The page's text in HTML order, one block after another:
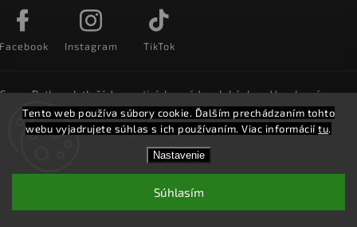
Tento web používa súbory cookie. Ďalším prechádzaním tohto
webu vyjadrujete súhlas s ich používaním. Viac informáciítu.
Nastavenie
Súhlasím
Instagram TikTok
SuperPotlac.sk tlačí denne tisícky módnych kúskov. Vyrobené na
Slovensku a doručované do celého sveta :)
SuperPotlač.sk. Všetky práva vyhradené.
VytvořilShoptetShoptak.cz.